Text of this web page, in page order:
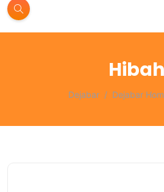
Hibah
Dejabar Dejabar